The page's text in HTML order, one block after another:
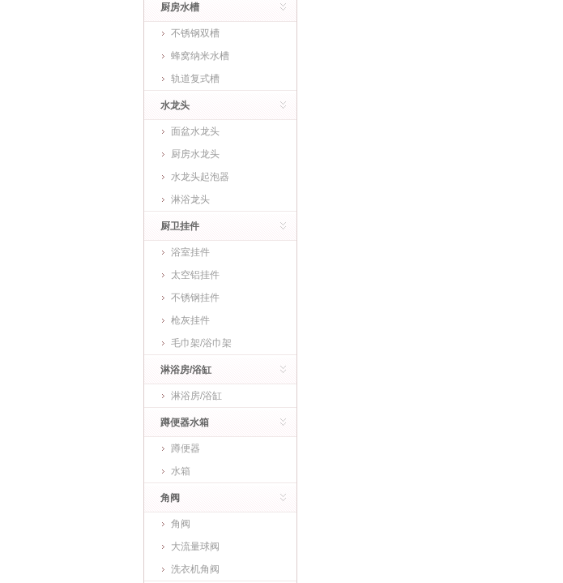
厨房水槽
不锈钢双槽
蜂窝纳米水槽
轨道复式槽
水龙头
面盆水龙头
厨房水龙头
水龙头起泡器
淋浴龙头
厨卫挂件
浴室挂件
太空铝挂件
不锈钢挂件
枪灰挂件
毛巾架/浴巾架
淋浴房/浴缸
淋浴房/浴缸
蹲便器水箱
蹲便器
水箱
角阀
角阀
大流量球阀
洗衣机角阀